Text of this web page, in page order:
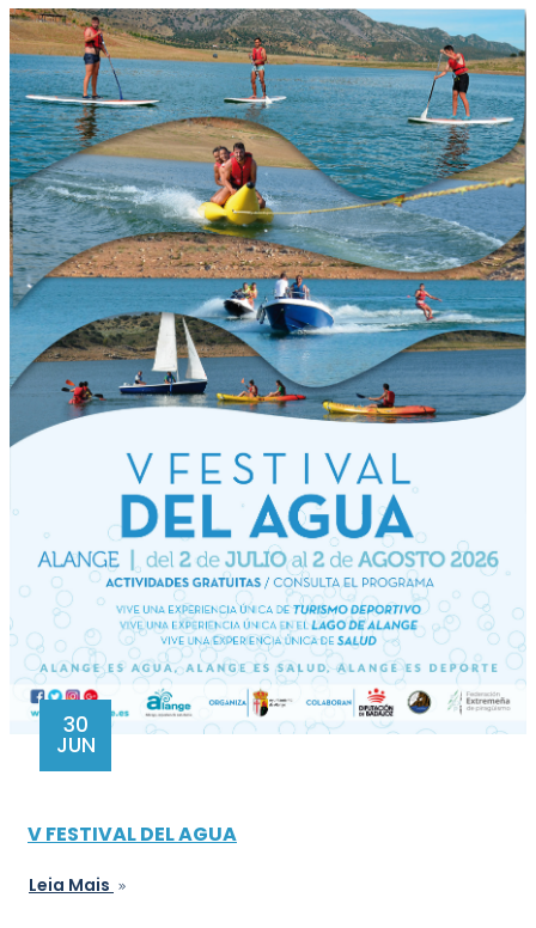
30
JUN
V FESTIVAL DEL AGUA
Leia Mais